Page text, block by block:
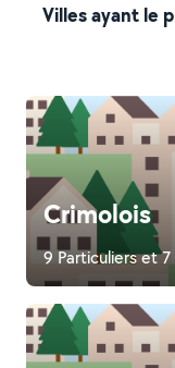
Villes ayant le
Crimolois
9 Particuliers et